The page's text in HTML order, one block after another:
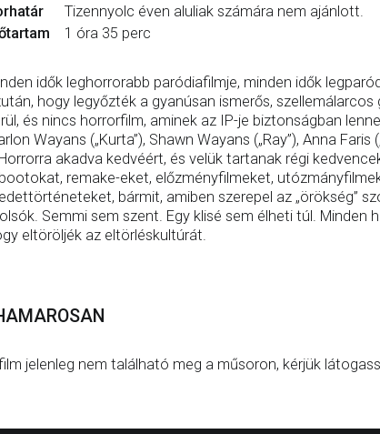
Tizennyolc éven aluliak számára nem ajánlott.
1 óra 35 perc
idők leghorrorabb paródiafilmje, minden idők
hogy legyőzték a gyanúsan ismerős,
és nincs horrorfilm, aminek az IP-je biztonságban
Wayans („Kurta”), Shawn Wayans („Ray”), Anna
akadva kedvéért, és velük tartanak régi
remake-eket, előzményfilmeket,
bármit, amiben szerepel az „örökség”
Semmi sem szent. Egy klisé sem élheti túl. Minden
eltöröljék az eltörléskultúrát.
jelenleg nem található meg a műsoron, kérjük